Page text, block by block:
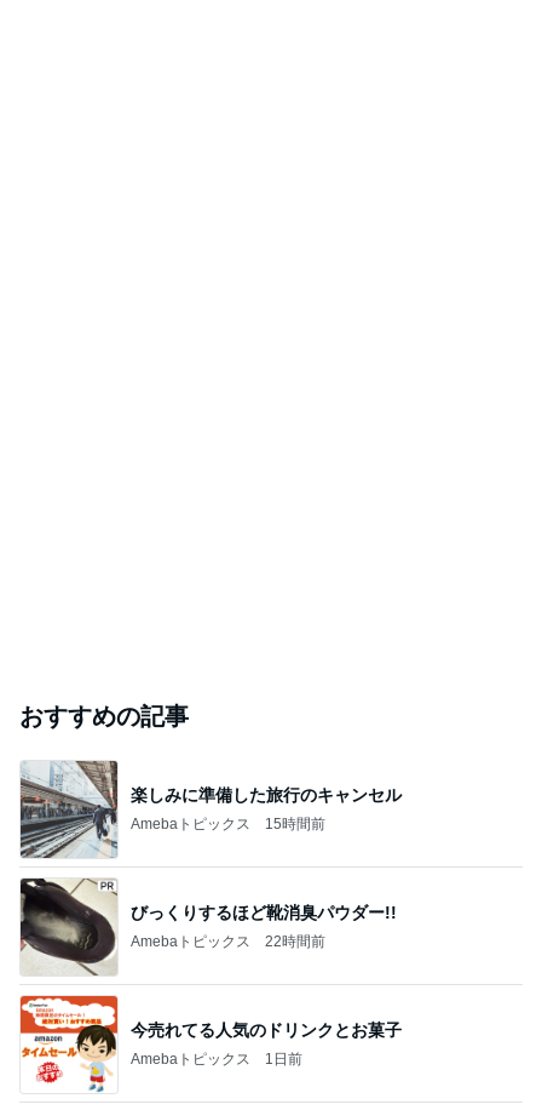
おすすめの記事
楽しみに準備した旅行のキャンセル
Amebaトピックス 15時間前
びっくりするほど靴消臭パウダー!!
Amebaトピックス 22時間前
今売れてる人気のドリンクとお菓子
Amebaトピックス 1日前